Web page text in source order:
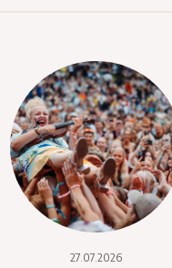
27.07.2026